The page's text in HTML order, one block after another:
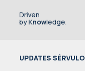
Driven
by Knowledge.
UPDATES SÉRVULO